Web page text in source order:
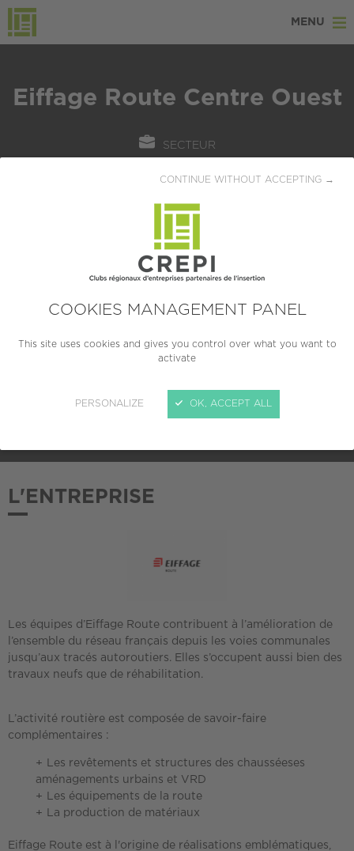
COOKIES MANAGEMENT PANEL
This site uses cookies and gives you control over what you want to
activate
PERSONALIZE
CONTINUE WITHOUT ACCEPTING →
OK, ACCEPT ALL
MENU
Eiffage Route Centre Ouest
SECTEUR
LOCALISATION
Olivet (45160)
CRÉATION
ETI (250 à 4999 salariés)
ADHÉSION AU CREPI
L'ENTREPRISE
Les équipes d’Eiffage Route contribuent à l’amélioration de
l’ensemble du réseau français depuis les voies communales
jusqu’aux tracés autoroutiers. Elles s’occupent aussi bien des
travaux neufs que de réhabilitation.
L’activité routière est composée de savoir-faire
complémentaires :
Les revêtements et structures des chausséeses
aménagements urbains et VRD
Les équipements de la route
La production de matériaux
Eiffage Route est à l'origine de réalisations emblématiques,